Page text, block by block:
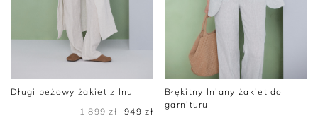
Długi beżowy żakiet z lnu
1 899 zł
949 zł
Błękitny lniany żakiet do
garnituru